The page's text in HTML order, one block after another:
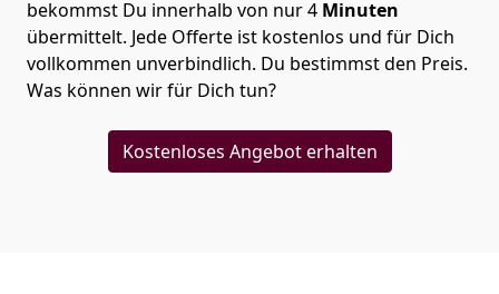
bekommst Du innerhalb von nur4 Minuten
übermittelt. Jede Offerte ist kostenlos und für Dich
vollkommen unverbindlich. Du bestimmst den Preis.
Was können wir für Dich tun?
Kostenloses Angebot erhalten